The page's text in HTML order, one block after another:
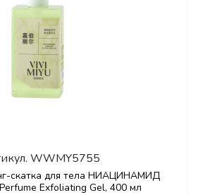
WWMY5755
скатка для тела НИАЦИНАМИД
Exfoliating Gel, 400 мл